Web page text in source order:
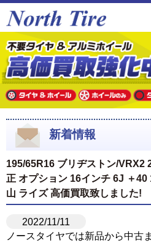
新着情報
195/65R16 ブリヂストン/VRX2
正 オプション 16インチ 6J ＋40
山 ライズ 高価買取致しました!
2022/11/11
ノースタイヤでは新品から中古